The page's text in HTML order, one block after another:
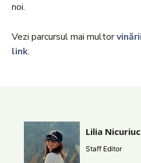
noi.
Vezi parcursul mai multor
link.
Lilia Nicuriuc
Staff Editor